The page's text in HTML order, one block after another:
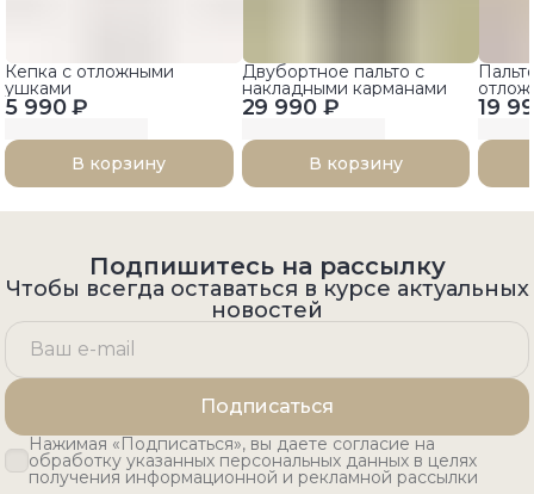
5 990 ₽
Кепка с отложными
ушками
В корзину
29 990 ₽
Двубортное пальто с
накладными карманами
В корзину
19
Подпишитесь на рассылку
Чтобы всегда оставаться в курсе актуальных
новостей
Подписаться
Нажимая «Подписаться», вы даете согласие на
обработку указанных персональных данных в целях
получения информационной и рекламной рассылки